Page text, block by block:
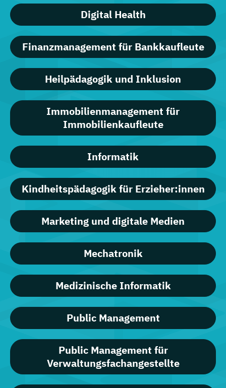
Digital Health
Finanzmanagement für Bankkaufleute
Heilpädagogik und Inklusion
Immobilienmanagement für
Immobilienkaufleute
Informatik
Kindheitspädagogik für Erzieher:innen
Marketing und digitale Medien
Mechatronik
Medizinische Informatik
Public Management
Public Management für
Verwaltungsfachangestellte